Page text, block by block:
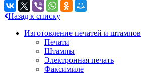
Назад к списку
Изготовление печатей и штампов
Печати
Штампы
Электронная печать
Факсимиле